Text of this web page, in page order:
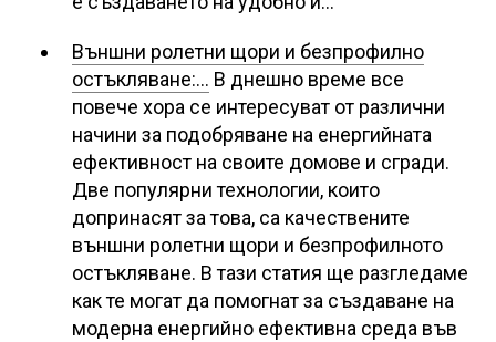
Външни ролетни щори и безпрофилно
остъкляване:… В днешно време все
повече хора се интересуват от различни
начини за подобряване на енергийната
ефективност на своите домове и сгради.
Две популярни технологии, които
допринасят за това, са качествените
външни ролетни щори и безпрофилното
остъкляване. В тази статия ще разгледаме
как те могат да помогнат за създаване на
модерна енергийно ефективна среда във